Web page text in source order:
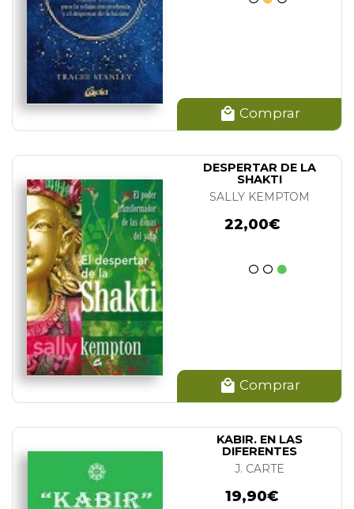
Comprar
DESPERTAR DE LA
SHAKTI
SALLY KEMPTOM
22,00€
Comprar
KABIR. EN LAS
DIFERENTES
TRADICIONES
J. CARTE
19,90€